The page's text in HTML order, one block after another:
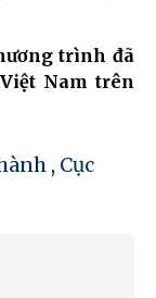
trình đã
Nam trên
, Cục